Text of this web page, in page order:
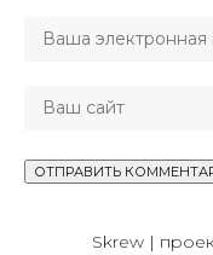
Skrew |